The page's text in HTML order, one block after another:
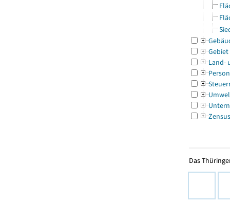
Gebiet
Land-
Zensus
Das